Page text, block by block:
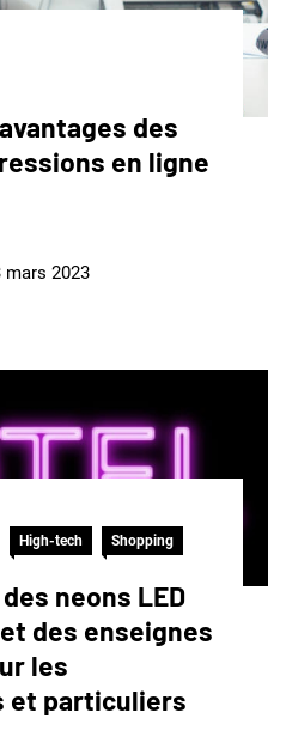
des
en ligne
mars 2023
High-tech Shopping
neons LED
des enseignes
les
et particuliers